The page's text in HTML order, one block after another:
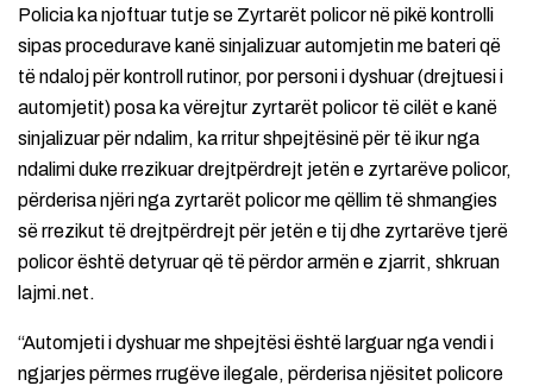
Policia ka njoftuar tutje se Zyrtarët policor në pikë kontrolli
sipas procedurave kanë sinjalizuar automjetin me bateri që
të ndaloj për kontroll rutinor, por personi i dyshuar (drejtuesi i
automjetit) posa ka vërejtur zyrtarët policor të cilët e kanë
sinjalizuar për ndalim, ka rritur shpejtësinë për të ikur nga
ndalimi duke rrezikuar drejtpërdrejt jetën e zyrtarëve policor,
përderisa njëri nga zyrtarët policor me qëllim të shmangies
së rrezikut të drejtpërdrejt për jetën e tij dhe zyrtarëve tjerë
policor është detyruar që të përdor armën e zjarrit, shkruan
lajmi.net.
“Automjeti i dyshuar me shpejtësi është larguar nga vendi i
ngjarjes përmes rrugëve ilegale, përderisa njësitet policore